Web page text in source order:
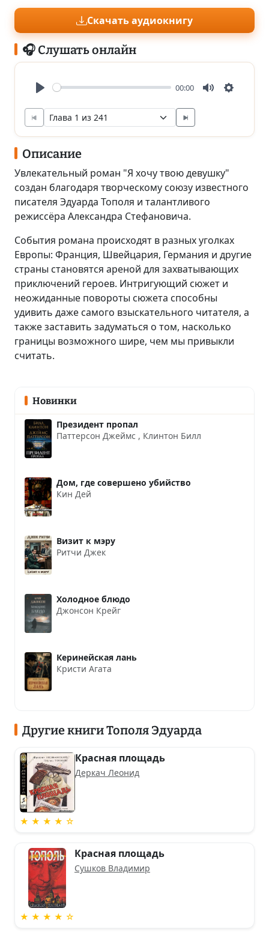
Скачать аудиокнигу
🎧 Слушать онлайн
00:00
Описание
Увлекательный роман "Я хочу твою девушку"
создан благодаря творческому союзу известного
писателя Эдуарда Тополя и талантливого
режиссёра Александра Стефановича.
События романа происходят в разных уголках
Европы: Франция, Швейцария, Германия и другие
страны становятся ареной для захватывающих
приключений героев. Интригующий сюжет и
неожиданные повороты сюжета способны
удивить даже самого взыскательного читателя, а
также заставить задуматься о том, насколько
границы возможного шире, чем мы привыкли
считать.
Новинки
Президент пропал
Паттерсон Джеймс , Клинтон Билл
Дом, где совершено убийство
Кин Дей
Визит к мэру
Ритчи Джек
Холодное блюдо
Джонсон Крейг
Керинейская лань
Кристи Агата
Другие книги Тополя Эдуарда
★ ★ ★ ★ ☆
Красная площадь
Деркач Леонид
★ ★ ★ ★ ☆
Красная площадь
Сушков Владимир